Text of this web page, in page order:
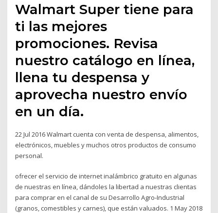
Walmart Super tiene para
ti las mejores
promociones. Revisa
nuestro catálogo en línea,
llena tu despensa y
aprovecha nuestro envío
en un día.
22 Jul 2016 Walmart cuenta con venta de despensa, alimentos,
electrónicos, muebles y muchos otros productos de consumo
personal.
ofrecer el servicio de internet inalámbrico gratuito en algunas
de nuestras en línea, dándoles la libertad a nuestras clientas
para comprar en el canal de su Desarrollo Agro-Industrial
(granos, comestibles y carnes), que están valuados. 1 May 2018